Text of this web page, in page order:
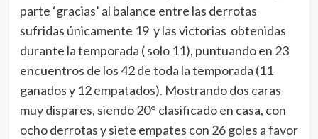
parte ‘gracias’ al balance entre las derrotas
sufridas únicamente 19 y las victorias obtenidas
durante la temporada ( solo 11), puntuando en 23
encuentros de los 42 de toda la temporada (11
ganados y 12 empatados). Mostrando dos caras
muy dispares, siendo 20° clasificado en casa, con
ocho derrotas y siete empates con 26 goles a favor